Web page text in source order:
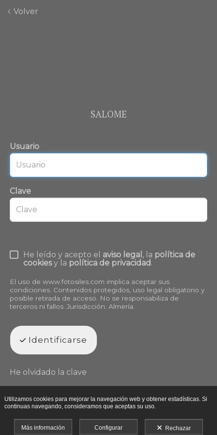
Volver
SALOME
Usuario
Clave
He leído y acepto el aviso legal , la política de
cookiesy la política de privacidad.
El uso de www.fotosiles.com implica aceptar sus
condiciones. Contenidos protegidos, uso legal obligatorio y
posible retirada de acceso. No se responsabiliza de
terceros ni fallos. Jurisdicción: Almería.
Identificarse
He olvidado la clave
Utilizamos cookies para mejorar la navegación web y obtener estadísticas. Si
continuas navegando, consideramos que aceptas su uso.
Más información Configurar Rechazar